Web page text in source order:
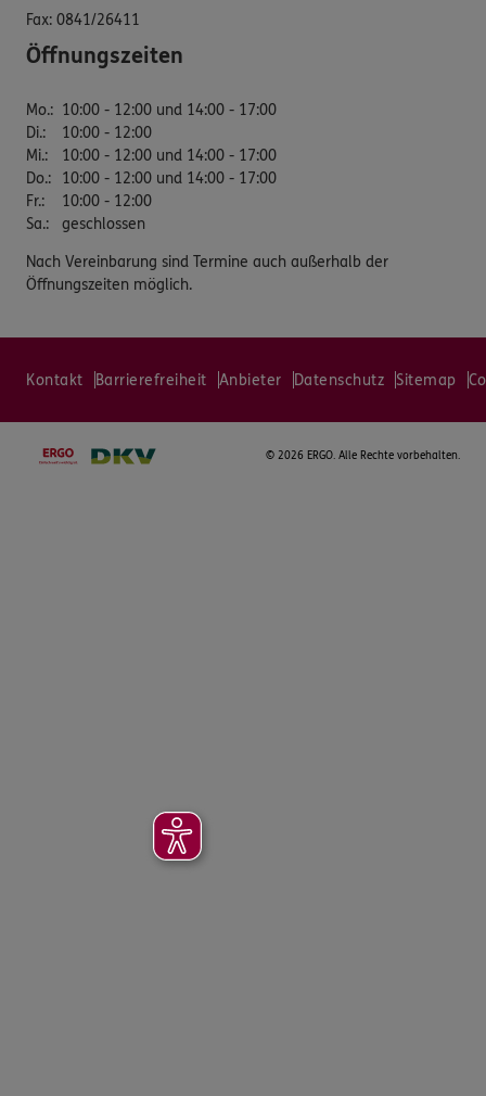
Fax: 0841/26411
Öffnungszeiten
Mo.: 10:00 - 12:00 und 14:00 - 17:00
Di.:
10:00 - 12:00
Mi.:
10:00 - 12:00 und 14:00 - 17:00
Do.:
10:00 - 12:00 und 14:00 - 17:00
Fr.:
10:00 - 12:00
Sa.: geschlossen
Nach Vereinbarung sind Termine auch außerhalb der
Öffnungszeiten möglich.
Kontakt Barrierefreiheit Anbieter Datenschutz Sitemap
© 2026 ERGO. Alle Rechte vorbehalten.